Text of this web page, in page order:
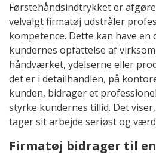
Førstehåndsindtrykket er
velvalgt firmatøj udstråler
kompetence. Dette kan have
kundernes opfattelse af
håndværket, ydelserne eller
det er i detailhandlen, på
kunden, bidrager et
styrke kundernes tillid. Det
tager sit arbejde seriøst og
Firmatøj bidrager til